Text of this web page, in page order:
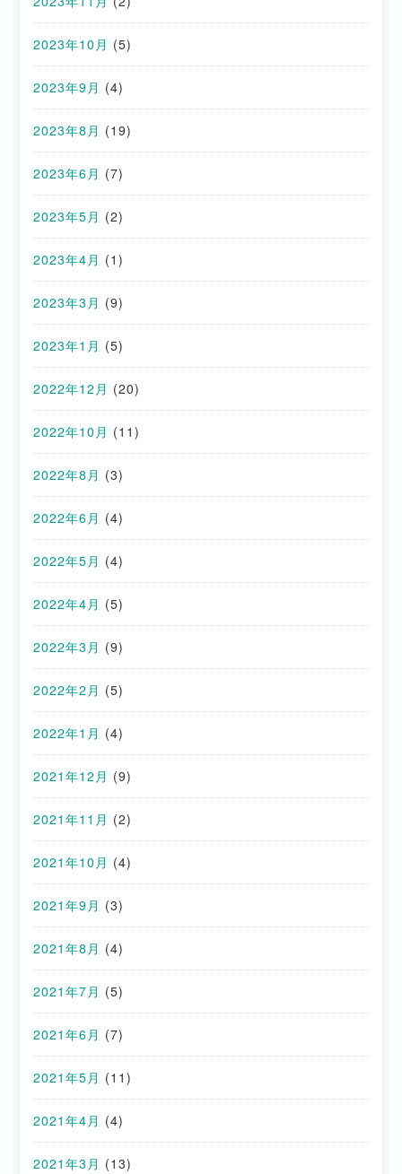
2023年10月 (5)
2023年9月 (4)
2023年8月 (19)
2023年6月 (7)
2023年5月 (2)
2023年4月 (1)
2023年3月 (9)
2023年1月 (5)
2022年12月 (20)
2022年10月 (11)
2022年8月 (3)
2022年6月 (4)
2022年5月 (4)
2022年4月 (5)
2022年3月 (9)
2022年2月 (5)
2022年1月 (4)
2021年12月 (9)
2021年11月 (2)
2021年10月 (4)
2021年9月 (3)
2021年8月 (4)
2021年7月 (5)
2021年6月 (7)
2021年5月 (11)
2021年4月 (4)
2021年3月 (13)